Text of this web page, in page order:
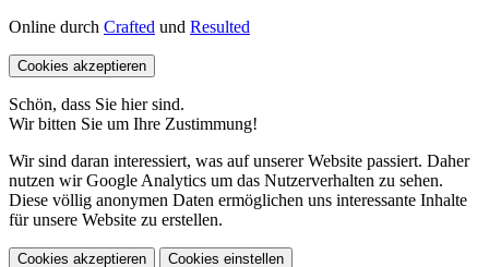
Online durch Crafted und Resulted
Cookies akzeptieren
Schön, dass Sie hier sind.
Wir bitten Sie um Ihre Zustimmung!
Wir sind daran interessiert, was auf unserer Website passiert. Daher
nutzen wir Google Analytics um das Nutzerverhalten zu sehen.
Diese völlig anonymen Daten ermöglichen uns interessante Inhalte
für unsere Website zu erstellen.
Cookies akzeptieren Cookies einstellen